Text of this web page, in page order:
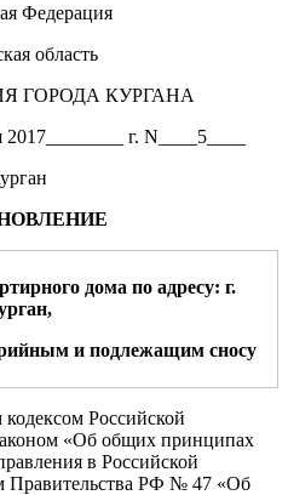
Федерация
область
ГОРОДА КУРГАНА
г. N____5____
дома по адресу: г.
и подлежащим сносу
Российской
«Об общих принципах
в Российской
Правительства РФ № 47 «Об